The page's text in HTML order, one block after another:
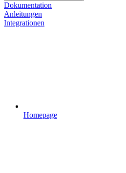
Dokumentation
Anleitungen
Integrationen
Homepage